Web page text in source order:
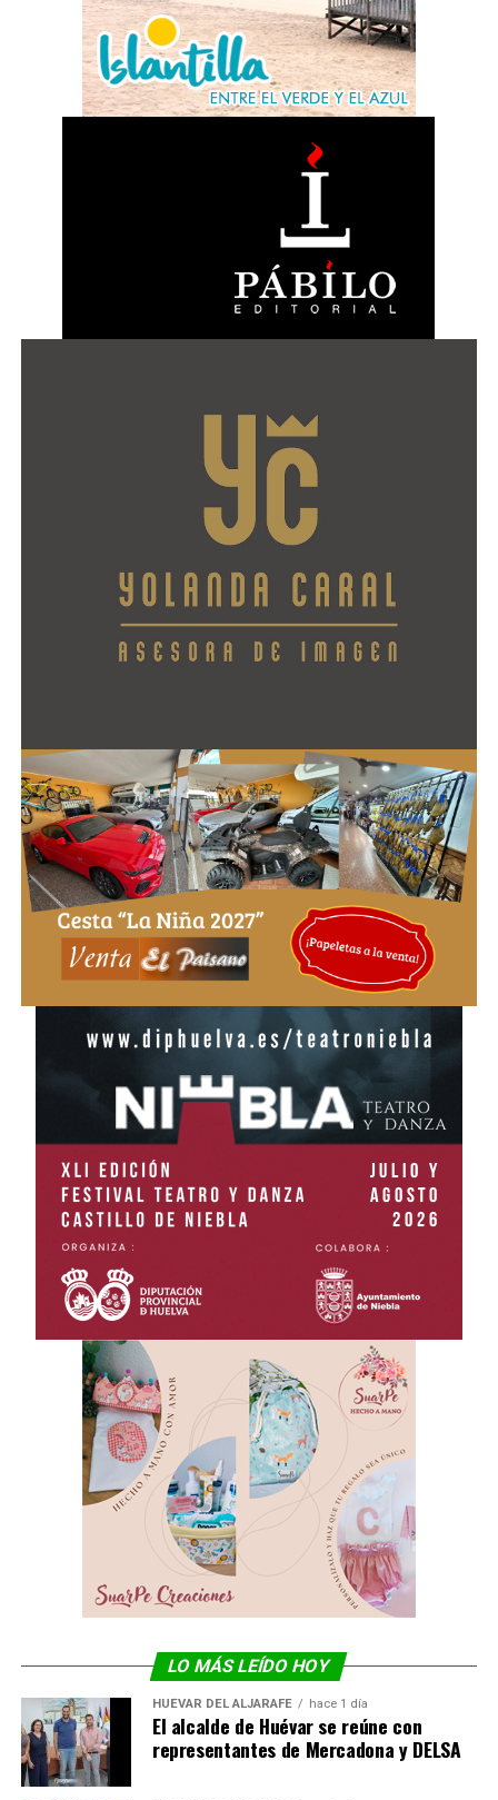
LO MÁS LEÍDO HOY
HUÉVAR DEL ALJARAFE hace 1 día
El alcalde de Huévar se reúne con
representantes de Mercadona y DELSA